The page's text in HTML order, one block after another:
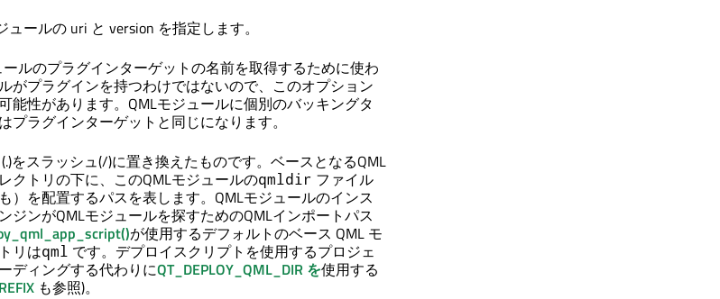
ュールの uri と version を指定します。
ールのプラグインターゲットの名前を取得するために使わ
がプラグインを持つわけではないので、このオプション
能性があります。QMLモジュールに個別のバッキングタ
はプラグインターゲットと同じになります。
をスラッシュ(/)に置き換えたものです。ベースとなるQML
クトリの下に、このQMLモジュールのqmldir ファイル
）を配置するパスを表します。QMLモジュールのインス
ジンがQMLモジュールを探すためのQMLインポートパス
が使用するデフォルトのベース QML モ
リはqml です。デプロイスクリプトを使用するプロジェ
ディングする代わりにQT_DEPLOY_QML_DIR を使用する
も参照)。